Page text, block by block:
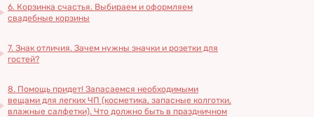
6. Корзинка счастья. Выбираем и оформляем
свадебные корзины
7. Знак отличия. Зачем нужны значки и розетки для
гостей?
8. Помощь придет! Запасаемся необходимыми
вещами для легких ЧП (косметика, запасные колготки,
влажные салфетки). Что должно быть в праздничном